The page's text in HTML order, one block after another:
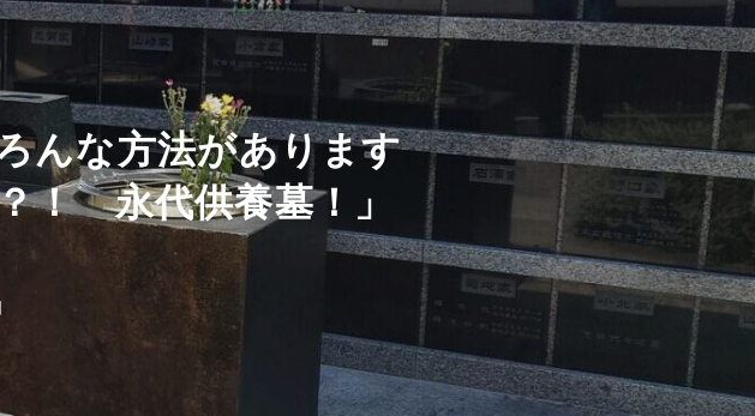
んな方法があります
！ 永代供養墓！」